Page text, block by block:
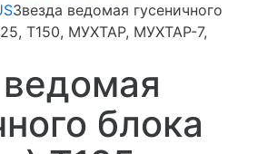
Звезда ведомая гусеничного
T150, МУХТАР, МУХТАР-7,
блока